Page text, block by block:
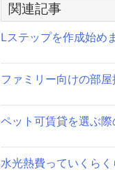
ナ
ビ
ゲ
ー
シ
ン
関連記事
Lステップを作成始め
ファミリー向けの部
ペット可賃貸を選ぶ
水光熱費っていくら